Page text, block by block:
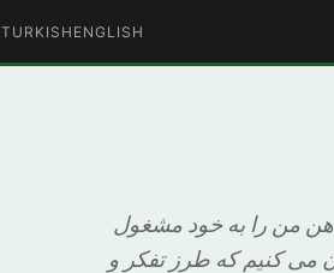
ENGLISH
TURKISH
من را به خود مشغول
می کنیم که طرز تفکر و